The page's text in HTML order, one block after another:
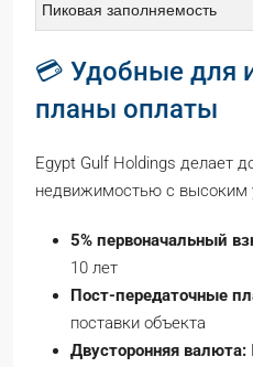
Пиковая заполняемость
💳 Удобные для
планы оплаты
Egypt Gulf Holdings делает
недвижимостью с высоким
5% первоначальный
10 лет
Пост-передаточные
поставки объекта
Двусторонняя валюта: